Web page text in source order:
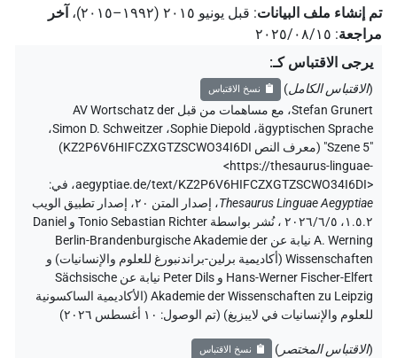
تم إنشاء ملف البيانات: قبل يونيو ۲۰۱٥ (۱۹۹۲–۲۰۱٥) ، آخر
مراجعة: ٢٠٢٥/٠٨/١٥
يرجى الاقتباس كـ:
(الاقتباس الكامل) نسخ الاقتباس
Stefan Grunert، مع مساهمات من قبل AV Wortschatz der
ägyptischen Sprache، Sophie Diepold، Simon D. Schweitzer،
"Szene 5" (
معرف النص KZ2P6V6HIFCZXGTZSCWO34I6DI
)
<https://thesaurus-linguae-
aegyptiae.de/text/KZ2P6V6HIFCZXGTZSCWO34I6DI>، في:
Thesaurus Linguae Aegyptiae،
إصدار المتن ٢٠، إصدار تطبيق الويب
۱.٥.٢، ٢٠٢٦/٦/٥ ، نُشر بواسطة Tonio Sebastian Richter و Daniel
A. Werning نيابة عن Berlin-Brandenburgische Akademie der
Wissenschaften (أكاديمية برلين-براندنبورغ للعلوم والإنسانيات) و
Hans-Werner Fischer-Elfert و Peter Dils نيابة عن Sächsische
Akademie der Wissenschaften zu Leipzig (الأكاديمية الساكسونية
للعلوم والإنسانيات في لايبزيغ) (تم الوصول: ١٠ أغسطس ٢٠٢٦ )
(الاقتباس المختصر ) نسخ الاقتباس